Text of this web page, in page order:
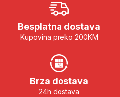
Besplatna dostava
Kupovina preko 200KM
Brza dostava
24h dostava